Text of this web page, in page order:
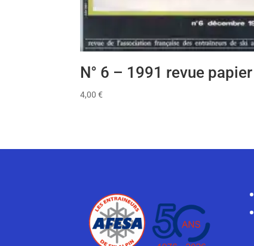
N° 6 – 1991 revue papier
4,00€